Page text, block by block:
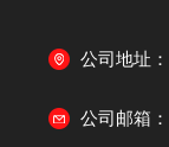
公司地址：
公司邮箱：